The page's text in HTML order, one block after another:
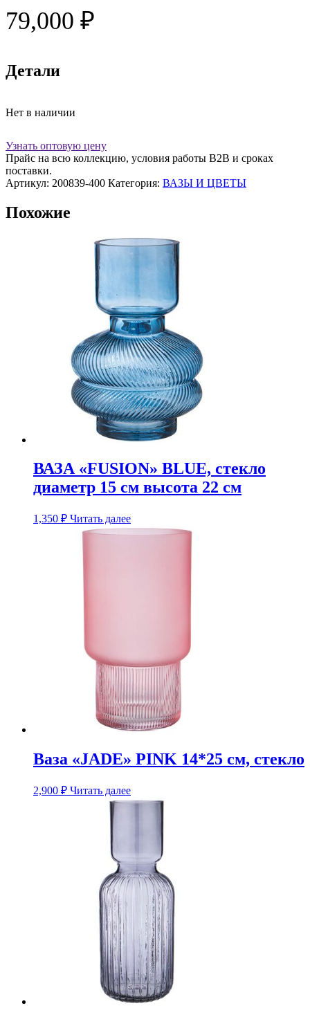
79,000 ₽
Детали
Нет в наличии
Узнать оптовую цену
Прайс на всю коллекцию, условия работы В2В и сроках
поставки.
Артикул: 200839-400 Категория: ВАЗЫ И ЦВЕТЫ
Похожие
ВАЗА «FUSION» BLUE, стекло
диаметр 15 см высота 22 см
1,350 ₽ Читать далее
Ваза «JADE» PINK 14*25 см, стекло
2,900 ₽ Читать далее